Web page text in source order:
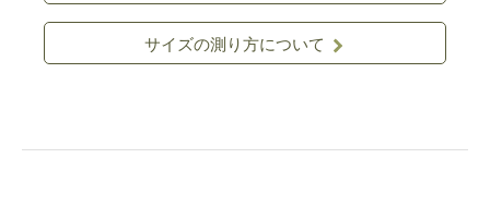
サイズの測り方について